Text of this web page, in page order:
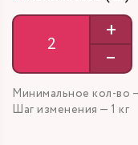
+
–
Минимальное кол-во
Шаг изменения — 1 кг